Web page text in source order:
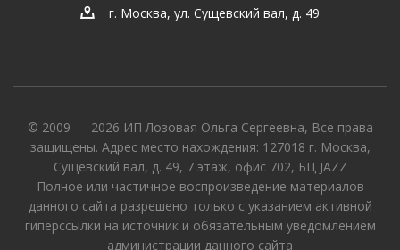
г. Москва, ул. Сущевский вал, д. 49
© 2009 — 2026 ИП Лозовая Ольга Сергеевна, Все права
защищены. Адрес место нахождения: 127018 г. Москва,
Сущевский вал, д. 49, 7 этаж, офис 702, БЦ JAZZ
Полное или частичное воспроизведение материалов
данного сайта разрешено только с указанием активной
гиперссылки на источник и обязательным уведомлением
администрации данного сайта